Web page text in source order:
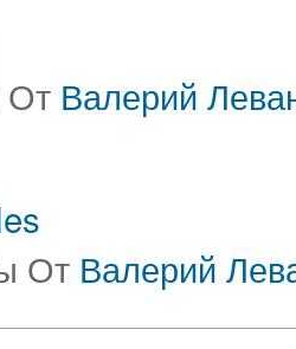
От Валерий
От Валерий